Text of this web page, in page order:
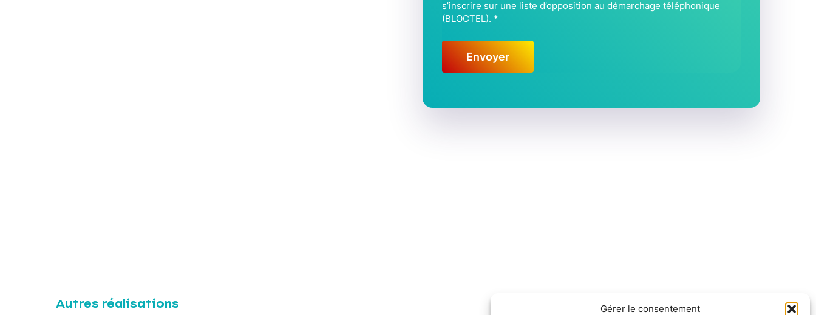
Gérer le consentement
T
E
*
s’inscrire sur une liste d’opposition au démarchage téléphonique
(BLOCTEL). *
Envoyer
Autres réalisations